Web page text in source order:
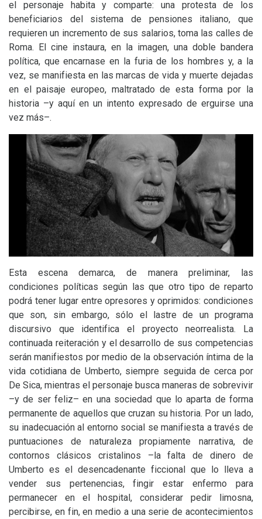
el personaje habita y comparte: una protesta de los
beneficiarios del sistema de pensiones italiano, que
requieren un incremento de sus salarios, toma las calles de
Roma. El cine instaura, en la imagen, una doble bandera
política, que encarnase en la furia de los hombres y, a la
vez, se manifiesta en las marcas de vida y muerte dejadas
en el paisaje europeo, maltratado de esta forma por la
historia –y aquí en un intento expresado de erguirse una
vez más–.
Esta escena demarca, de manera preliminar, las
condiciones políticas según las que otro tipo de reparto
podrá tener lugar entre opresores y oprimidos: condiciones
que son, sin embargo, sólo el lastre de un programa
discursivo que identifica el proyecto neorrealista. La
continuada reiteración y el desarrollo de sus competencias
serán manifiestos por medio de la observación íntima de la
vida cotidiana de Umberto, siempre seguida de cerca por
De Sica, mientras el personaje busca maneras de sobrevivir
–y de ser feliz– en una sociedad que lo aparta de forma
permanente de aquellos que cruzan su historia. Por un lado,
su inadecuación al entorno social se manifiesta a través de
puntuaciones de naturaleza propiamente narrativa, de
contornos clásicos cristalinos –la falta de dinero de
Umberto es el desencadenante ficcional que lo lleva a
vender sus pertenencias, fingir estar enfermo para
permanecer en el hospital, considerar pedir limosna,
percibirse, en fin, en medio a una serie de acontecimientos